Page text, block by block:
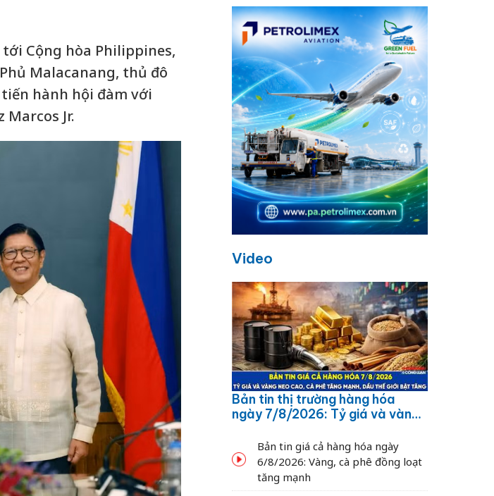
Cộng hòa Philippines,
Malacanang, thủ đô
hành hội đàm với
Jr.
Video
Bản tin thị trường hàng hóa
ngày 7/8/2026: Tỷ giá và vàng
dầu thế giới bật tăng
Bản tin giá cả hàng hóa ngày
6/8/2026: Vàng, cà phê đồng loạt
tăng mạnh